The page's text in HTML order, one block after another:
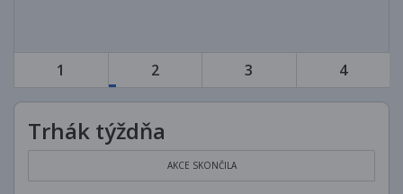
Trhák týždňa
AKCE SKONČILA